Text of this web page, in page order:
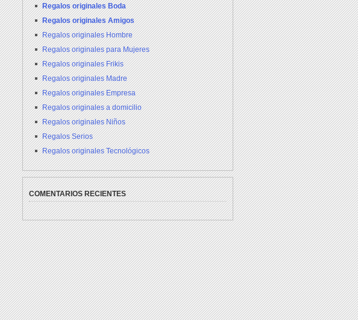
Regalos originales Boda
Regalos originales Amigos
Regalos originales Hombre
Regalos originales para Mujeres
Regalos originales Frikis
Regalos originales Madre
Regalos originales Empresa
Regalos originales a domicilio
Regalos originales Niños
Regalos Serios
Regalos originales Tecnológicos
COMENTARIOS RECIENTES